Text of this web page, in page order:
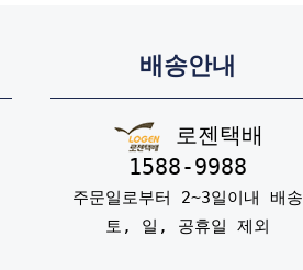
배송안내
로젠택배
1588-9988
주문일로부터 2~3일이내 배송
토, 일, 공휴일 제외